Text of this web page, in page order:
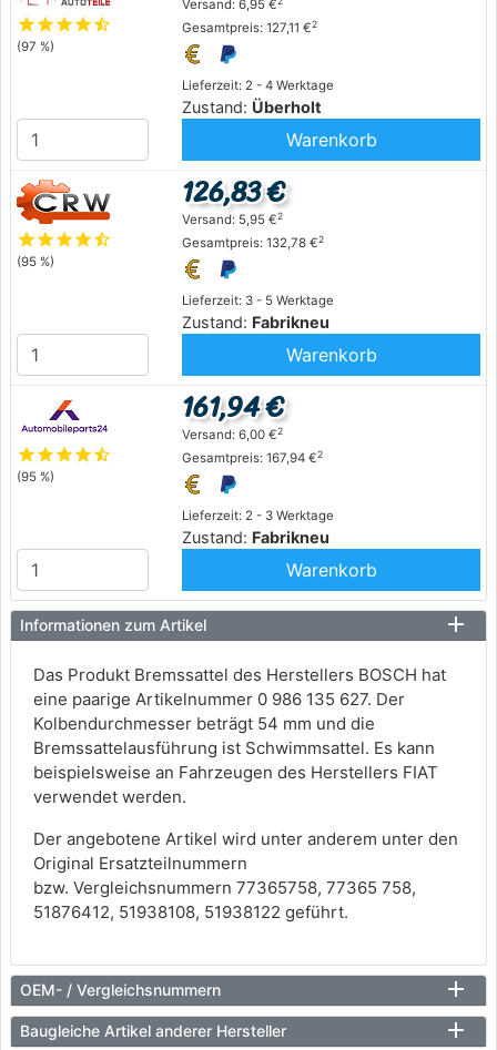
starstarstarstarstar_half
(97 %)
Lieferzeit: 2 - 4 Werktage
Zustand: Überholt
Versand: 6,95 €
Gesamtpreis: 127,11 €2
Warenkorb
starstarstarstarstar_half
(95 %)
Lieferzeit: 3 - 5 Werktage
Zustand: Fabrikneu
126,83 €
Versand: 5,95 €2
Gesamtpreis: 132,78 €2
Warenkorb
starstarstarstarstar_half
(95 %)
Lieferzeit: 2 - 3 Werktage
Zustand: Fabrikneu
161,94 €
Versand: 6,00 €2
Gesamtpreis: 167,94 €2
Warenkorb
Informationen zum Artikel
Das Produkt Bremssattel des Herstellers BOSCH hat
eine paarige Artikelnummer 0 986 135 627. Der
Kolbendurchmesser beträgt 54 mm und die
Bremssattelausführung ist Schwimmsattel. Es kann
beispielsweise an Fahrzeugen des Herstellers FIAT
verwendet werden.
Der angebotene Artikel wird unter anderem unter den
Original Ersatzteilnummern
bzw. Vergleichsnummern 77365758, 77365 758,
51876412, 51938108, 51938122 geführt.
OEM- / Vergleichsnummern
Baugleiche Artikel anderer Hersteller